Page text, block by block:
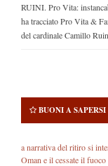
RUINI. Pro Vita:
ha tracciato Pro Vita &
del cardinale Camillo
BUONI A SAPERSI
a narrativa del ritiro si
Oman e il cessate il